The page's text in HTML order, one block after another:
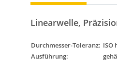
Linearwelle,
Durchmesser-Toleranz: ISO
Ausführung: